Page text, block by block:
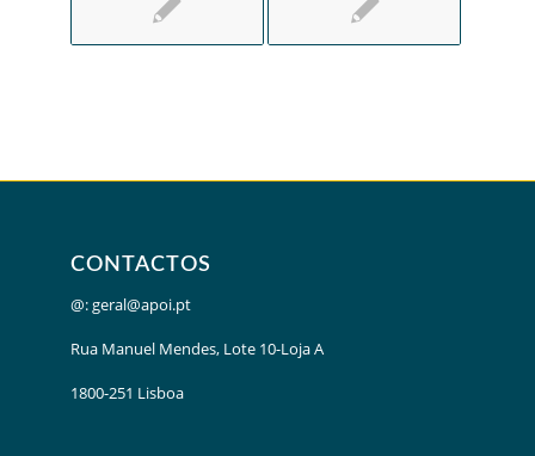
CONTACTOS
@:geral@apoi.pt
Rua Manuel Mendes, Lote 10-Loja A
1800-251 Lisboa